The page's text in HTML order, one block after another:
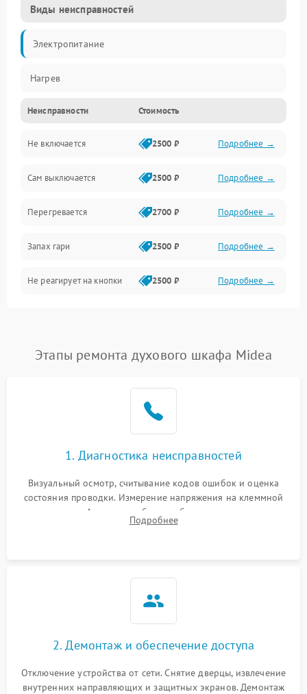
Виды неисправностей
Электропитание
Нагрев
Неисправности Стоимость
Не включается 2500 ₽ Подробнее →
Сам выключается 2500 ₽ Подробнее →
Перегревается 2700 ₽ Подробнее →
Запах гари 2500 ₽ Подробнее →
Не реагирует на кнопки 2500 ₽ Подробнее →
Этапы ремонта духового шкафа Midea
1. Диагностика неисправностей
Визуальный осмотр, считывание кодов ошибок и оценка
состояния проводки. Измерение напряжения на клеммной
колодке. Анализ жалоб на проблемы с нагревом,
конвекцией, панелью управления или блокировкой дверцы.
Подробнее
2. Демонтаж и обеспечение доступа
Отключение устройства от сети. Снятие дверцы, извлечение
внутренних направляющих и защитных экранов. Демонтаж